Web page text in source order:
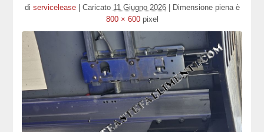
di servicelease Caricato 11 Giugno 2026
Dimensione piena è
800 × 600pixel